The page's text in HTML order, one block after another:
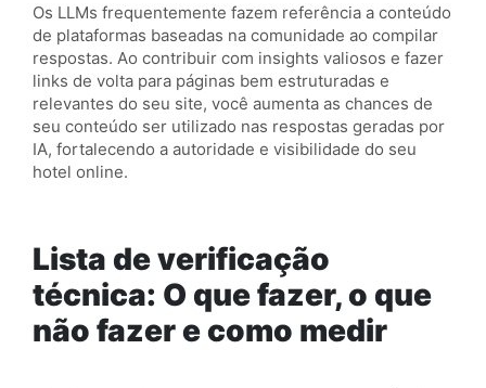
Os LLMs frequentemente fazem referência a conteúdo
de plataformas baseadas na comunidade ao compilar
respostas. Ao contribuir com insights valiosos e fazer
links de volta para páginas bem estruturadas e
relevantes do seu site, você aumenta as chances de
seu conteúdo ser utilizado nas respostas geradas por
IA, fortalecendo a autoridade e visibilidade do seu
hotel online.
Lista de verificação
técnica: O que fazer, o que
não fazer e como medir